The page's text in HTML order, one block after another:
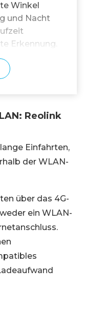
Winkel
und Nacht
Erkennung.
Reolink
Einfahrten,
der WLAN-
über das 4G-
ein WLAN-